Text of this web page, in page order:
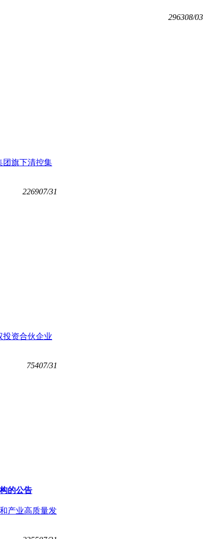
296308/03
团旗下清控集
226907/31
投资合伙企业
75407/31
的公告
产业高质量发